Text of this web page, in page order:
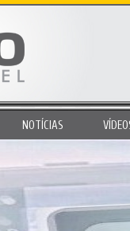
NOTÍCIAS